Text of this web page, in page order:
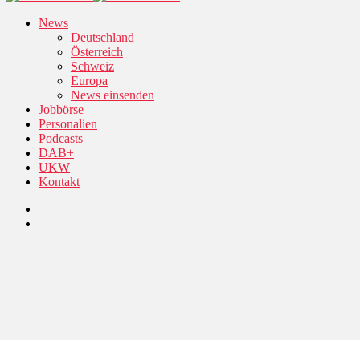
News
Deutschland
Österreich
Schweiz
Europa
News einsenden
Jobbörse
Personalien
Podcasts
DAB+
UKW
Kontakt